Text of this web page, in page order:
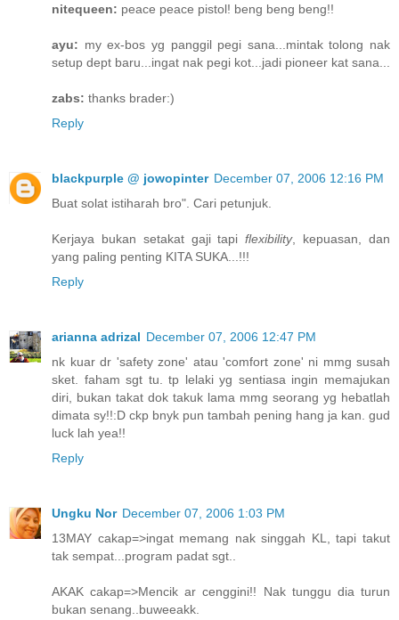
nitequeen: peace peace pistol! beng beng beng!!
ayu: my ex-bos yg panggil pegi sana...mintak tolong nak
setup dept baru...ingat nak pegi kot...jadi pioneer kat sana...
zabs: thanks brader:)
Reply
blackpurple @ jowopinter December 07, 2006 12:16 PM
Buat solat istiharah bro". Cari petunjuk.
Kerjaya bukan setakat gaji tapiflexibility, kepuasan, dan
yang paling penting KITA SUKA...!!!
Reply
arianna adrizal December 07, 2006 12:47 PM
nk kuar dr 'safety zone' atau 'comfort zone' ni mmg susah
sket. faham sgt tu. tp lelaki yg sentiasa ingin memajukan
diri, bukan takat dok takuk lama mmg seorang yg hebatlah
dimata sy!!:D ckp bnyk pun tambah pening hang ja kan. gud
luck lah yea!!
Reply
Ungku Nor December 07, 2006 1:03 PM
13MAY cakap=>ingat memang nak singgah KL, tapi takut
tak sempat...program padat sgt..
AKAK cakap=>Mencik ar cenggini!! Nak tunggu dia turun
bukan senang..buweeakk.